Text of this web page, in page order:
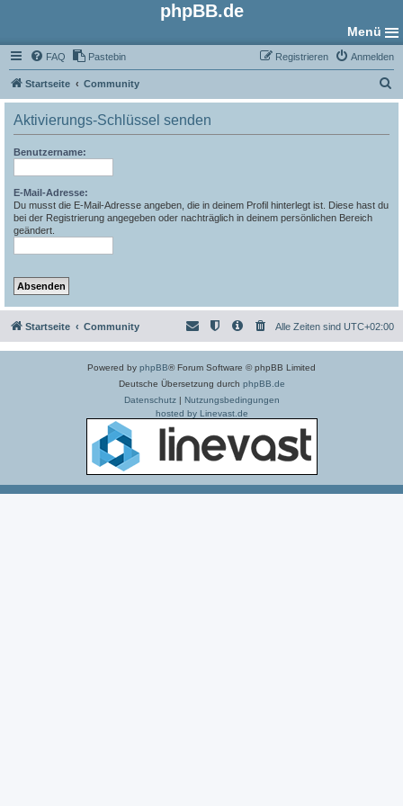
phpBB.de
Menü
FAQ Pastebin Anmelden
Registrieren
Startseite Community
u
Aktivierungs-Schlüssel senden
Benutzername:
E-Mail-Adresse:
Du musst die E-Mail-Adresse angeben, die in deinem Profil hinterlegt ist. Diese hast du
bei der Registrierung angegeben oder nachträglich in deinem persönlichen Bereich
geändert.
Startseite Community Alle Zeiten sind UTC+02:00
Powered by phpBB® Forum Software © phpBB Limited
Deutsche Übersetzung durch phpBB.de
Datenschutz| Nutzungsbedingungen
hosted by Linevast.de